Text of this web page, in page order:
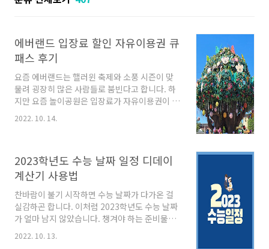
에버랜드 입장료 할인 자유이용권 큐
패스 후기
요즘 에버랜드는 핼러윈 축제와 소풍 시즌이 맞
물려 굉장히 많은 사람들로 붐빈다고 합니다. 하
지만 요즘 놀이공원은 입장료가 자유이용권이 됐
는데요~ 그렇다 보니 놀이기구를 잘 못 타는 분들
에겐 너무 아까운 요금일 것이라 생각됩니다. 그
하는지 알려드릴게요. 에버랜드 이용요금 종일권
먼저 기본적인 에버랜드 입장료 종일권은 시즌에
따라서 입장료 금액이 달라집니다. 비수기에는
대인과 청소년이 50,000원으로 입장할수 있고,
소인 및 경로는 40,000원에 입장할 수 있고, 비수
기인 주말에는 대인과 청소년은 58,000원 소인
과 경로는 46,000원에 입장할 수 있습니다. 지금
2022. 10. 14.
2023학년도 수능 날짜 일정 디데이
계산기 사용법
찬바람이 불기 시작하면 수능 날짜가 다가온 걸
실감하곤 합니다. 이처럼 2023학년도 수능 날짜
가 얼마 남지 않았습니다. 챙겨야 하는 준비물이
나 시간표 및 유의사항은 다음 포스팅에 하기로
하고 오늘은 미리 체크해놓으면 좋을 수능 일정
2022. 10. 13.